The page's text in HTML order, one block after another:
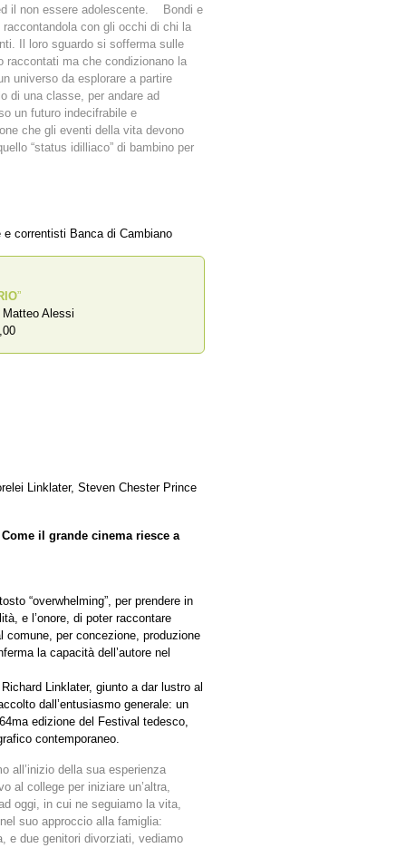
il non essere adolescente. Bondi e
con gli occhi di chi la
Il loro sguardo si sofferma sulle
raccontati ma che condizionano la
universo da esplorare a partire
di una classe, per andare ad
un futuro indecifrabile e
che gli eventi della vita devono
“status idilliaco” di bambino per
correntisti Banca di Cambiano
”
Alessi
Linklater, Steven Chester Prince
il grande cinema riesce a
“overwhelming”, per prendere in
e l’onore, di poter raccontare
comune, per concezione, produzione
la capacità dell’autore nel
Linklater, giunto a dar lustro al
dall’entusiasmo generale: un
edizione del Festival tedesco,
contemporaneo.
all’inizio della sua esperienza
al college per iniziare un’altra,
oggi, in cui ne seguiamo la vita,
suo approccio alla famiglia:
e due genitori divorziati, vediamo